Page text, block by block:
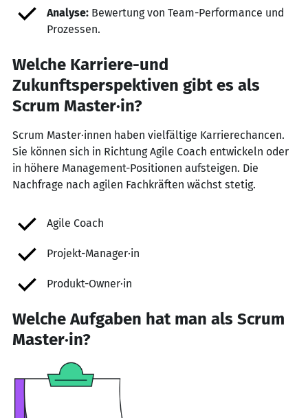
Analyse: Bewertung von Team-Performance und
Prozessen.
Welche Karriere-und
Zukunftsperspektiven gibt es als
Scrum Master·in?
Scrum Master·innen haben vielfältige Karrierechancen.
Sie können sich in Richtung Agile Coach entwickeln oder
in höhere Management-Positionen aufsteigen. Die
Nachfrage nach agilen Fachkräften wächst stetig.
Agile Coach
Projekt-Manager·in
Produkt-Owner·in
Welche Aufgaben hat man als Scrum
Master·in?